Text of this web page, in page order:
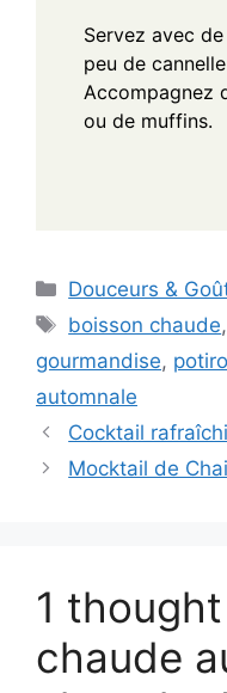
Servez avec
peu de
Accompagnez
ou de muffins.
Categories
Douceurs &
Tags
boisson chaude,
gourmandise,
automnale
Cocktail
Mocktail de
1
chaude